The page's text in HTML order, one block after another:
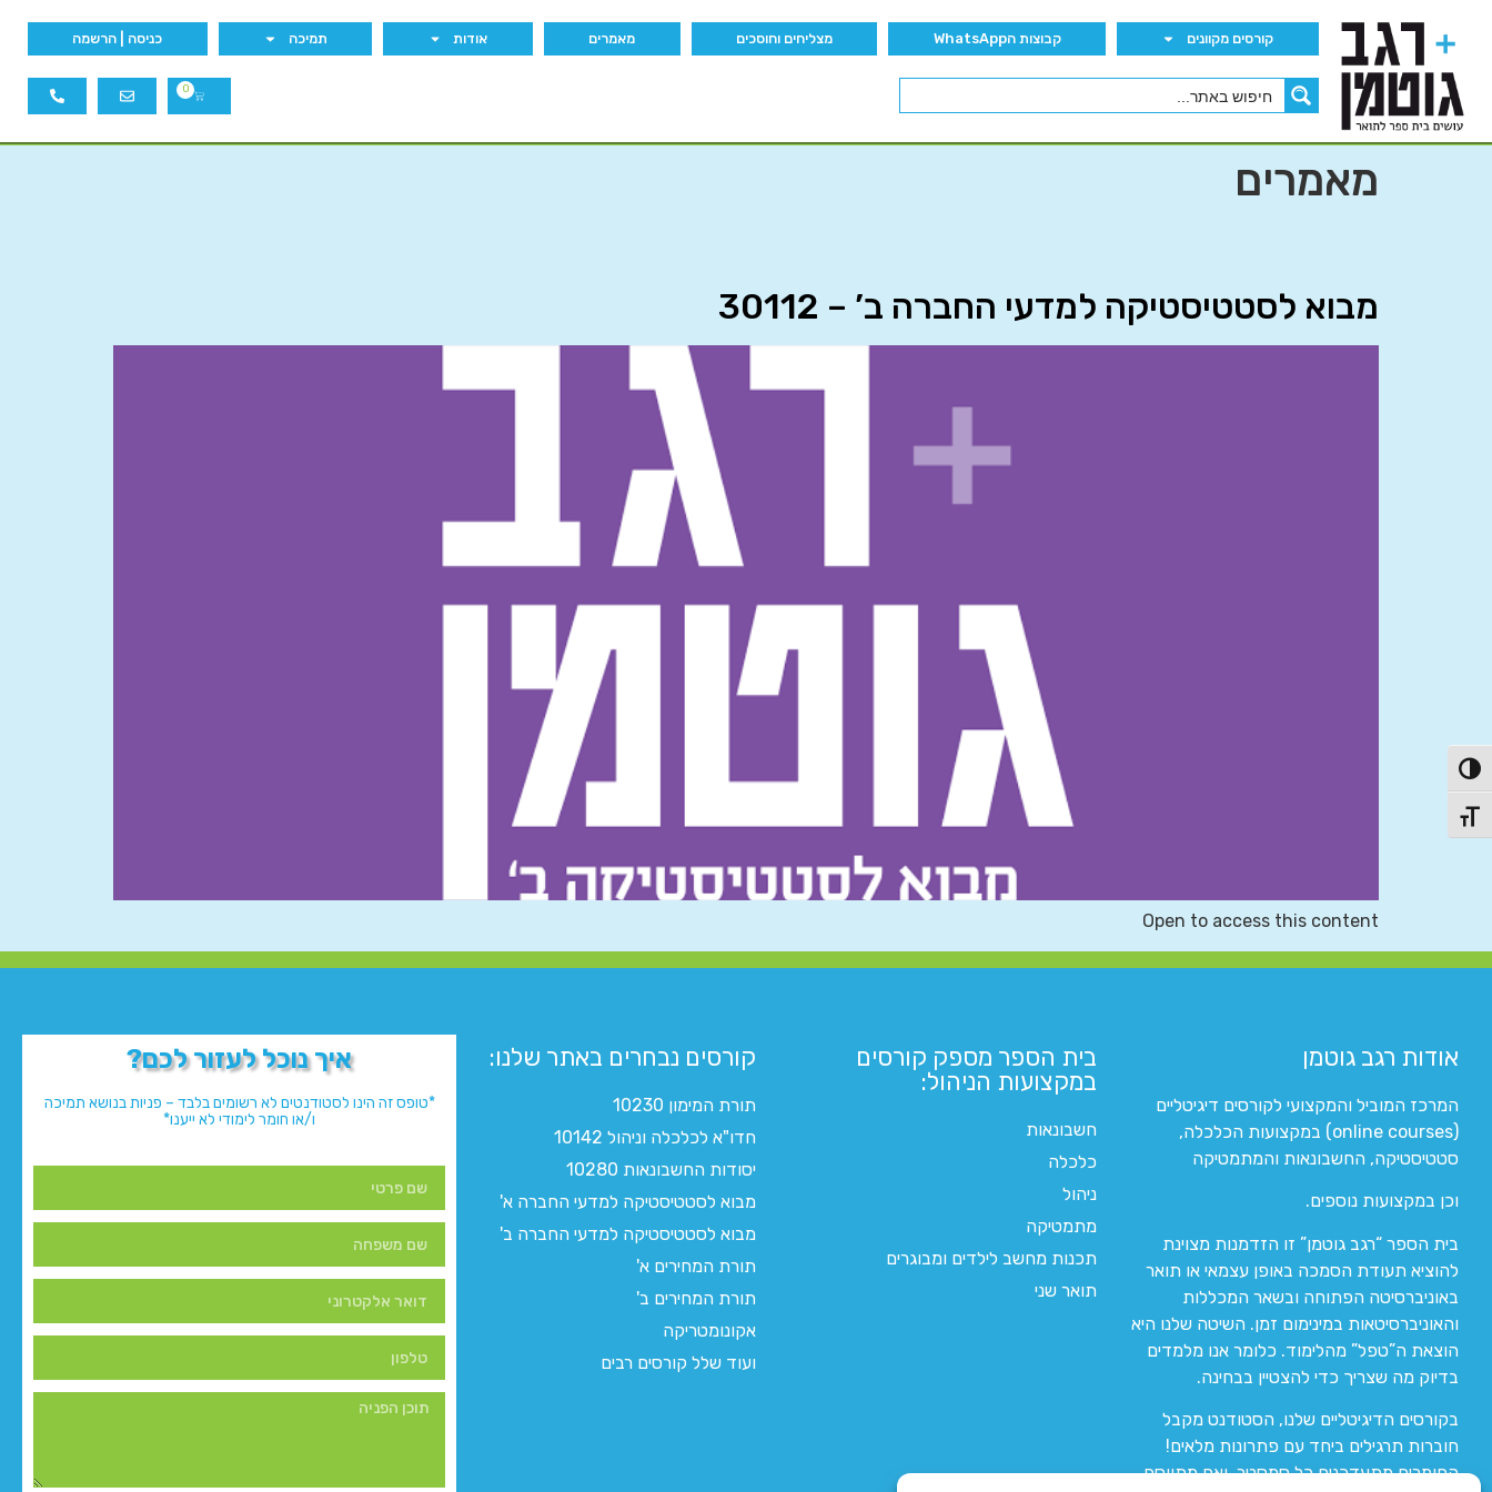
הפעל/כבה ניגודיות גבוהה
מתג גודל גופן
קורסים מקוונים קבוצות הWhatsApp מצליחים וחוסכים מאמרים אודות תמיכה כניסה | הרשמה
0
מאמרים
מבוא לסטטיסטיקה למדעי החברה ב’ – 30112
Open to access this content
אודות רגב גוטמן
המרכז המוביל והמקצועי לקורסים דיגיטליים
(online courses) במקצועות הכלכלה,
סטטיסטיקה, החשבונאות והמתמטיקה
וכן במקצועות נוספים.
בית הספר “רגב גוטמן” זו הזדמנות מצוינת
להוציא תעודת הסמכה באופן עצמאי או תואר
באוניברסיטה הפתוחה ובשאר המכללות
והאוניברסיטאות במינימום זמן. השיטה שלנו היא
הוצאת ה”טפל” מהלימוד. כלומר אנו מלמדים
בדיוק מה שצריך כדי להצטיין בבחינה.
בקורסים הדיגיטליים שלנו, הסטודנט מקבל
חוברות תרגילים ביחד עם פתרונות מלאים!
החומרים מתעדכנים כל סמסטר, ואם מתווסף
בית הספר מספק קורסים
במקצועות הניהול:
חשבונאות
כלכלה
ניהול
מתמטיקה
תכנות מחשב לילדים ומבוגרים
תואר שני
קורסים נבחרים באתר שלנו:​
תורת המימון 10230
חדו"א לכלכלה וניהול 10142
יסודות החשבונאות 10280
מבוא לסטטיסטיקה למדעי החברה א'
מבוא לסטטיסטיקה למדעי החברה ב'
תורת המחירים א'
תורת המחירים ב'
אקונומטריקה
ועוד שלל קורסים רבים
איך נוכל לעזור לכם?
*טופס זה הינו לסטודנטים לא רשומים בלבד – פניות בנושא תמיכה
ו/או חומר לימודי לא ייענו*